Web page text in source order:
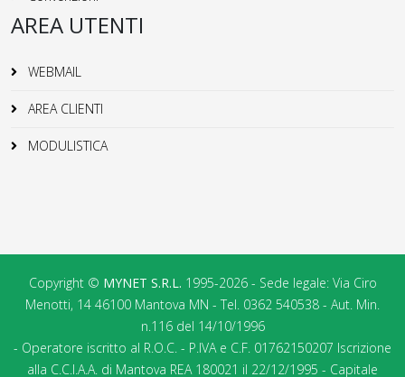
AREA UTENTI
WEBMAIL
AREA CLIENTI
MODULISTICA
Copyright © MYNET S.R.L. 1995-2026 - Sede legale: Via Ciro
Menotti, 14 46100 Mantova MN - Tel. 0362 540538 - Aut. Min.
n.116 del 14/10/1996
- Operatore iscritto al R.O.C. - P.IVA e C.F. 01762150207 Iscrizione
alla C.C.I.A.A. di Mantova REA 180021 il 22/12/1995 - Capitale